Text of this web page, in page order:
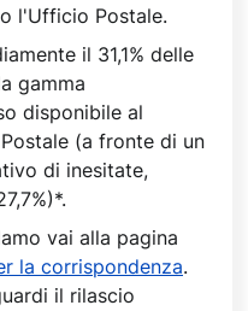
l'Ufficio Postale.
il 31,1% delle
gamma
disponibile al
(a fronte di un
di inesitate,
vai alla pagina
la corrispondenza.
il rilascio